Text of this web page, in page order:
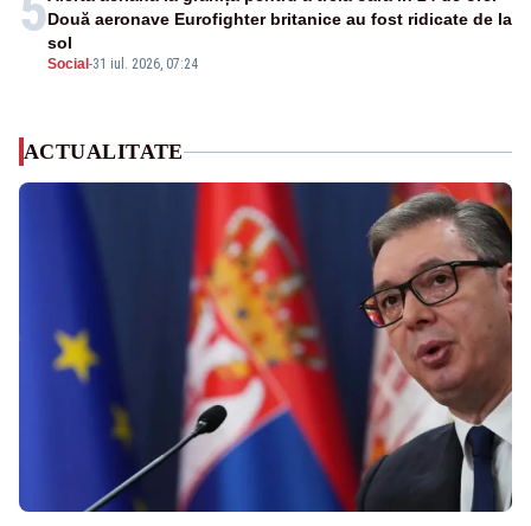
Social -31 iul. 2026, 07:24
Două aeronave Eurofighter britanice au fost ridicate de la
sol
ACTUALITATE